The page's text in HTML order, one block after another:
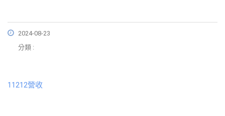
2024-08-23
分類 :
11212營收